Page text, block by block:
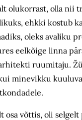
olukorrast, olla nii
ehkki kostub
oleks avaliku
eelkõige linna
ruumitaju.
minevikku
võttis, oli